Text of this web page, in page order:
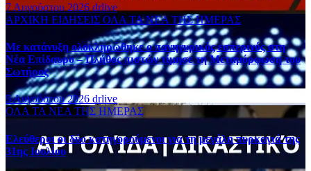
7 Αυγούστου 2026drlive
ΑΡΧΙΚΗ ΕΙΔΗΣΕΙΣ ΟΛΑ ΤΑ ΝΕΑ ΤΗΣ ΗΜΕΡΑΣ
Με κατάνυξη ολοκληρώθηκε ο πανηγυρικός εσπερινός στη
Νέα Επίδαυρο – Πλήθος πιστών τίμησε τη Μεταμόρφωση του
Σωτήρος
5 Αυγούστου 2026 drlive
ΟΛΑ ΤΑ ΝΕΑ ΤΗΣ ΗΜΕΡΑΣ
Ελεύθεροι οι δύο κατηγορούμενοι για τη μεγάλη πυρκαγιά της
31ης Ιουλίου